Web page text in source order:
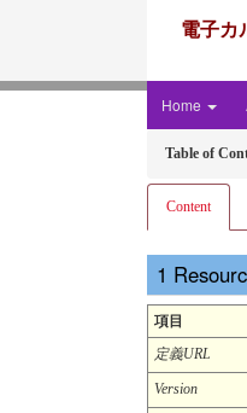
電子カ
Home
Table of
Content
項目
定義URL
Version